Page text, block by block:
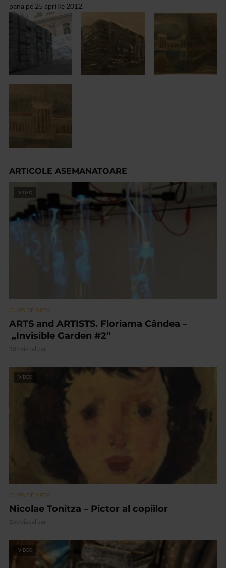
pana pe 25 aprilie 2012.
ARTICOLE ASEMANATOARE
VIDEO
CLIPA DE ARTA
ARTS and ARTISTS. Floriama Cândea –
„Invisible Garden #2”
133 vizualizari
VIDEO
CLIPA DE ARTA
Nicolae Tonitza – Pictor al copiilor
150 vizualizari
VIDEO